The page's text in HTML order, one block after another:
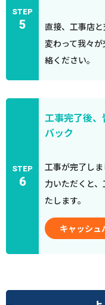
STEP
5
直接、工事店
変わって我々
絡ください。
STEP
6
工事完了後
バック
工事が完了し
力いただくと
たします。
キャッシュ